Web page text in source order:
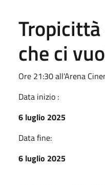
che ci
Ore 21:30 all'Arena
Data inizio :
6 luglio 2025
Data fine:
6 luglio 2025